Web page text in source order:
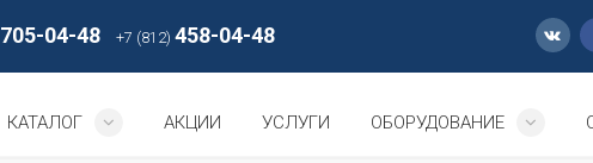
705-04-48 +7 (812) 458-04-48
КАТАЛОГ АКЦИИ УСЛУГИ ОБОРУДОВАНИЕ